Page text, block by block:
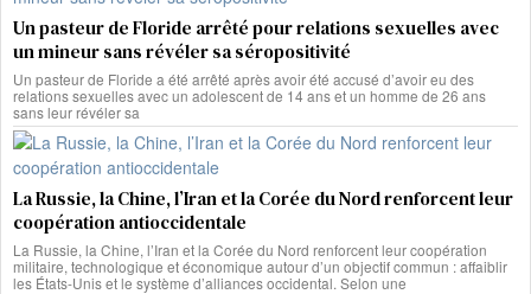
Un pasteur de Floride arrêté pour relations sexuelles avec
un mineur sans révéler sa séropositivité
Un pasteur de Floride a été arrêté après avoir été accusé d’avoir eu des
relations sexuelles avec un adolescent de 14 ans et un homme de 26 ans
sans leur révéler sa
La Russie, la Chine, l’Iran et la Corée du Nord renforcent leur
coopération antioccidentale
La Russie, la Chine, l’Iran et la Corée du Nord renforcent leur coopération
militaire, technologique et économique autour d’un objectif commun : affaiblir
les États-Unis et le système d’alliances occidental. Selon une